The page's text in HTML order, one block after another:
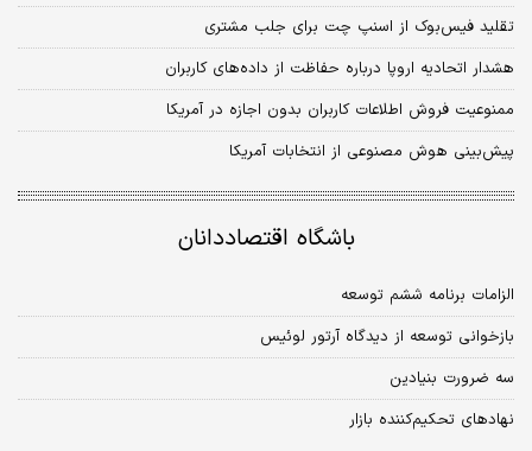
تقلید فیس‌بوک از اسنپ چت برای جلب مشتری
هشدار اتحادیه اروپا درباره حفاظت از داده‌های کاربران
ممنوعیت فروش اطلاعات کاربران بدون اجازه در آمریکا
پیش‌بینی هوش مصنوعی از انتخابات آمریکا
باشگاه اقتصاددانان
الزامات برنامه ششم توسعه
بازخوانی توسعه از دیدگاه آرتور لوئیس
سه ضرورت بنیادین
نهادهای تحکیم‌کننده بازار